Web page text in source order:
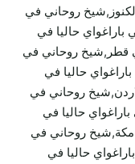
روحاني في
باراغواي حاليا في
قطر,شيخ روحاني في
حاليا في
روحاني في
حاليا في
مكة,شيخ روحاني في
حاليا في